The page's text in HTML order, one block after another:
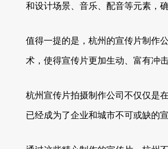
和设计场景、音乐、配音等元素，
值得一提的是，杭州的宣传片制作
术，使得宣传片更加生动、富有冲
杭州宣传片拍摄制作公司不仅仅是
已经成为了企业和城市不可或缺的